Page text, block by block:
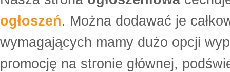
ogłoszeń. Można dodawać je
wymagających mamy dużo opcji
promocję na stronie głównej,